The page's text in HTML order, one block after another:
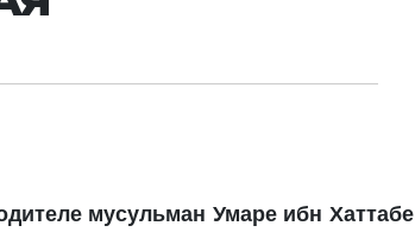
мусульман Умаре ибн Хаттабе